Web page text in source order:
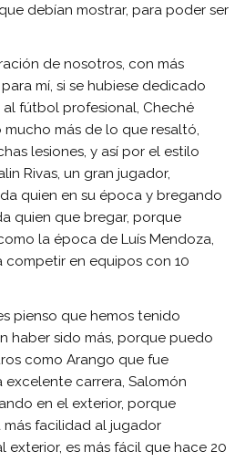
debían mostrar, para poder ser
de nosotros, con más
mí, si se hubiese dedicado
al fútbol profesional, Cheché
más de lo que resaltó,
lesiones, y así por el estilo
Rivas, un gran jugador,
quien en su época y bregando
quien que bregar, porque
la época de Luís Mendoza,
en equipos con 10
pienso que hemos tenido
haber sido más, porque puedo
como Arango que fue
carrera, Salomón
en el exterior, porque
facilidad al jugador
exterior, es más fácil que hace 20